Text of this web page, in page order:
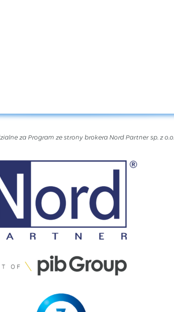
za Program ze strony brokera Nord Partner sp. z o.o.